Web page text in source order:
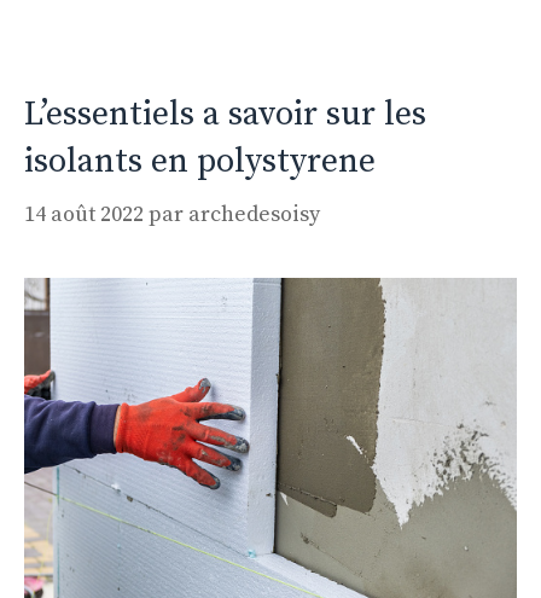
L’essentiels a savoir sur les
isolants en polystyrene
14 août 2022 par archedesoisy